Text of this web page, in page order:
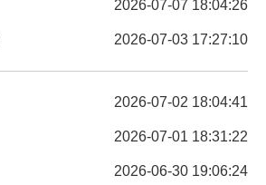
2026-07-07 18:04:26
2026-07-03 17:27:10
2026-07-02 18:04:41
2026-07-01 18:31:22
2026-06-30 19:06:24